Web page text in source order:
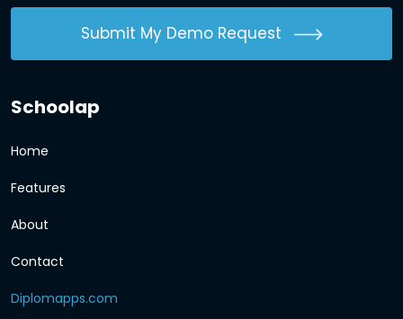
Submit My Demo Request
Schoolap
Home
Features
About
Contact
Diplomapps.com